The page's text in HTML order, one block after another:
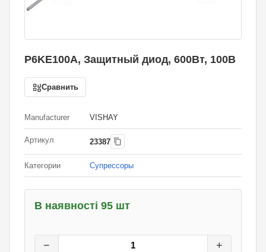
P6KE100A, Защитный диод, 600Вт, 100В
Сравнить
Manufacturer VISHAY
Артикул 23387
Категории Супрессоры
В наявності 95 шт
− +